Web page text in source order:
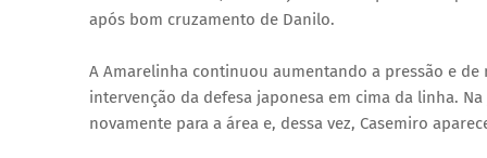
após bom cruzamento de Danilo.
A Amarelinha continuou aumentando a pressão e
intervenção da defesa japonesa em cima da linha.
novamente para a área e, dessa vez, Casemiro